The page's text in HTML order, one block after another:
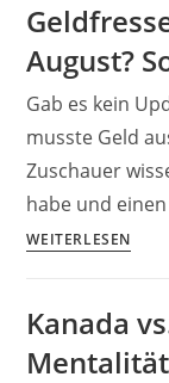
–
August?
Gab es kein
musste Geld
Zuschauer
habe und
WEITERLESEN
?
Juli
Kanada